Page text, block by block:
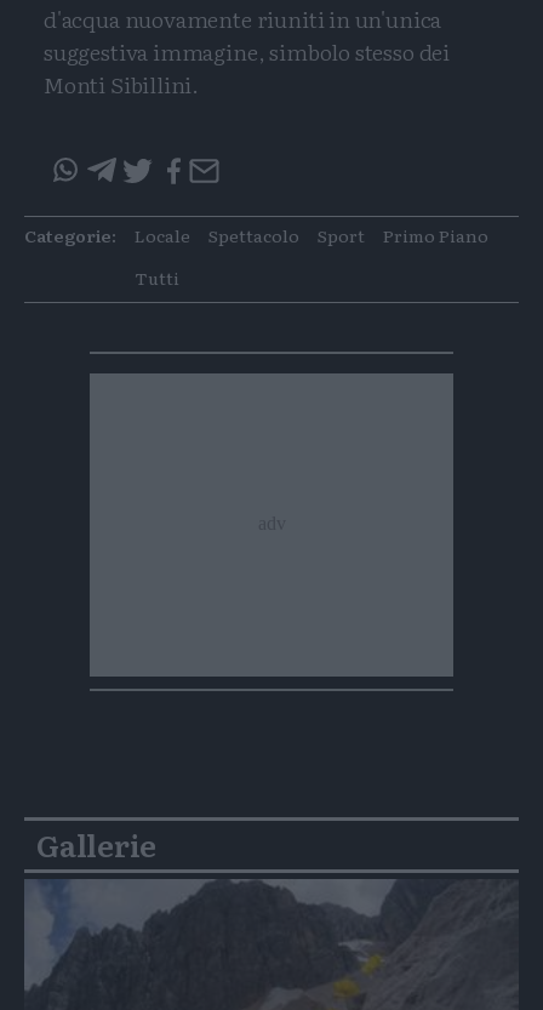
d'acqua nuovamente riuniti in un'unica
suggestiva immagine, simbolo stesso dei
Monti Sibillini.
articolo
su
Whatsapp
articolo
su
Telegram
Categorie: Locale Spettacolo Sport
Primo Piano
Tutti
Gallerie